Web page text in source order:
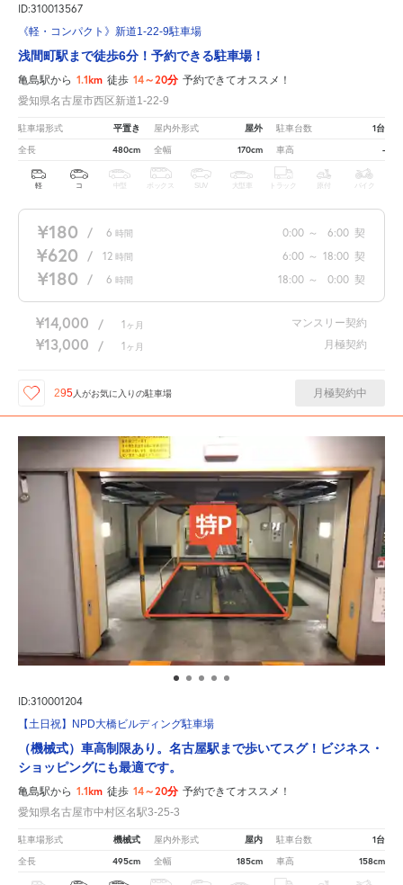
ID:310013567
《軽・コンパクト》新道1-22-9駐車場
浅間町駅まで徒歩6分！予約できる駐車場！
亀島駅から 1.1km 徒歩 14～20分 予約できてオススメ！
愛知県名古屋市西区新道1-22-9
駐車場形式 平置き 屋内外形式 屋外 駐車台数 1台
全長 480cm 全幅 170cm 車高 -
軽 コ 中型 ボックス SUV 大型車 トラック 原付 バイク
¥180 / 6 時間 0:00 ～ 6:00 契
¥620 / 12 時間 6:00 ～ 18:00 契
¥180 / 6 時間 18:00 ～ 0:00 契
¥14,000 / 1 ヶ月 マンスリー契約
¥13,000 / 1 ヶ月 月極契約
295人がお気に入りの駐車場 月極契約中
ID:310001204
【土日祝】NPD大橋ビルディング駐車場
（機械式）車高制限あり。名古屋駅まで歩いてスグ！ビジネス・
ショッピングにも最適です。
亀島駅から 1.1km 徒歩 14～20分 予約できてオススメ！
愛知県名古屋市中村区名駅3-25-3
駐車場形式 機械式 屋内外形式 屋内 駐車台数 1台
全長 495cm 全幅 185cm 車高 158cm